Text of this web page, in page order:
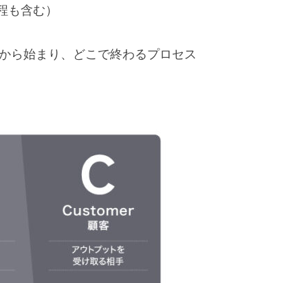
含む）
ら始まり、どこで終わるプロセス